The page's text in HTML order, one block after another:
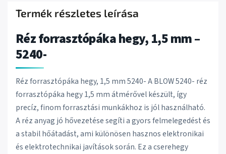
Termék részletes leírása
Réz forrasztópáka hegy, 1,5 mm –
5240-
Réz forrasztópáka hegy, 1,5 mm 5240- A BLOW 5240- réz
forrasztópáka hegy 1,5 mm átmérővel készült, így
precíz, finom forrasztási munkákhoz is jól használható.
A réz anyag jó hővezetése segíti a gyors felmelegedést és
a stabil hőátadást, ami különösen hasznos elektronikai
és elektrotechnikai javítások során. Ez a cserehegy